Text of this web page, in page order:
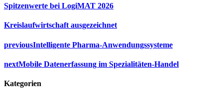
Spitzenwerte bei LogiMAT 2026
Kreislaufwirtschaft ausgezeichnet
previousIntelligente Pharma-Anwendungssysteme
nextMobile Datenerfassung im Spezialitäten-Handel
Kategorien